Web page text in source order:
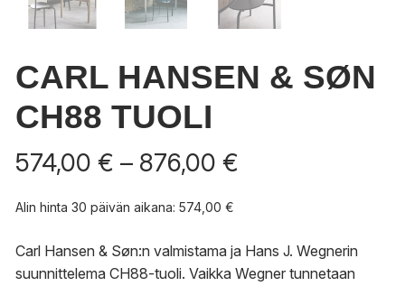
CARL HANSEN & SØN
CH88 TUOLI
574,00 € – 876,00 €
Alin hinta 30 päivän aikana: 574,00 €
Carl Hansen & Søn:n valmistama ja Hans J. Wegnerin
suunnittelema CH88-tuoli. Vaikka Wegner tunnetaan